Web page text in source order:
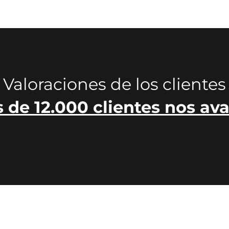
Valoraciones de los clientes
de 12.000 clientes nos